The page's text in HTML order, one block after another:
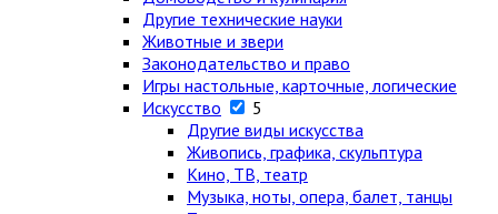
Другие технические науки
Животные и звери
Законодательство и право
Игры настольные, карточные, логические
Искусство
5
Другие виды искусства
Живопись, графика, скульптура
Кино, ТВ, театр
Музыка, ноты, опера, балет, танцы